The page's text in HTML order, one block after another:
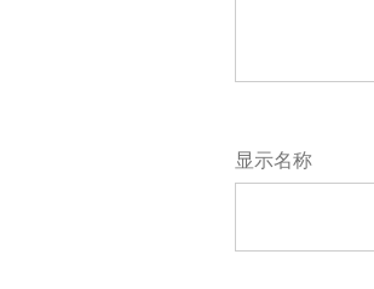
显示名称